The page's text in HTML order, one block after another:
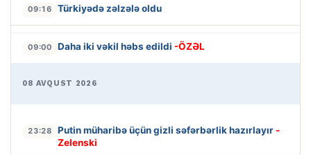
09:16 Türkiyədə zəlzələ oldu
09:00 Daha iki vəkil həbs edildi -ÖZƏL
08 AVQUST 2026
23:28 Putin müharibə üçün gizli səfərbərlik hazırlayır -
Zelenski